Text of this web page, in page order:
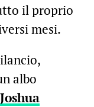
il proprio
mesi.
albo
Joshua